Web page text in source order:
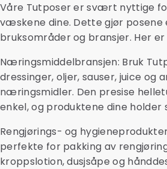
Våre Tutposer er svært nyttige
væskene dine. Dette gjør posene
bruksområder og bransjer. Her
Næringsmiddelbransjen: Bruk
dressinger, oljer, sauser, juice og
næringsmidler. Den presise
enkel, og produktene dine holder
Rengjørings- og
perfekte for pakking av
kroppslotion, dusjsåpe og